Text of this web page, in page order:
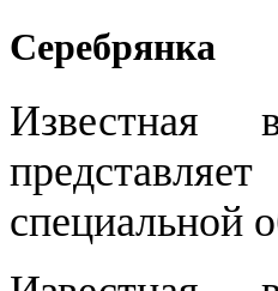
Серебрянка
Известная
специальной